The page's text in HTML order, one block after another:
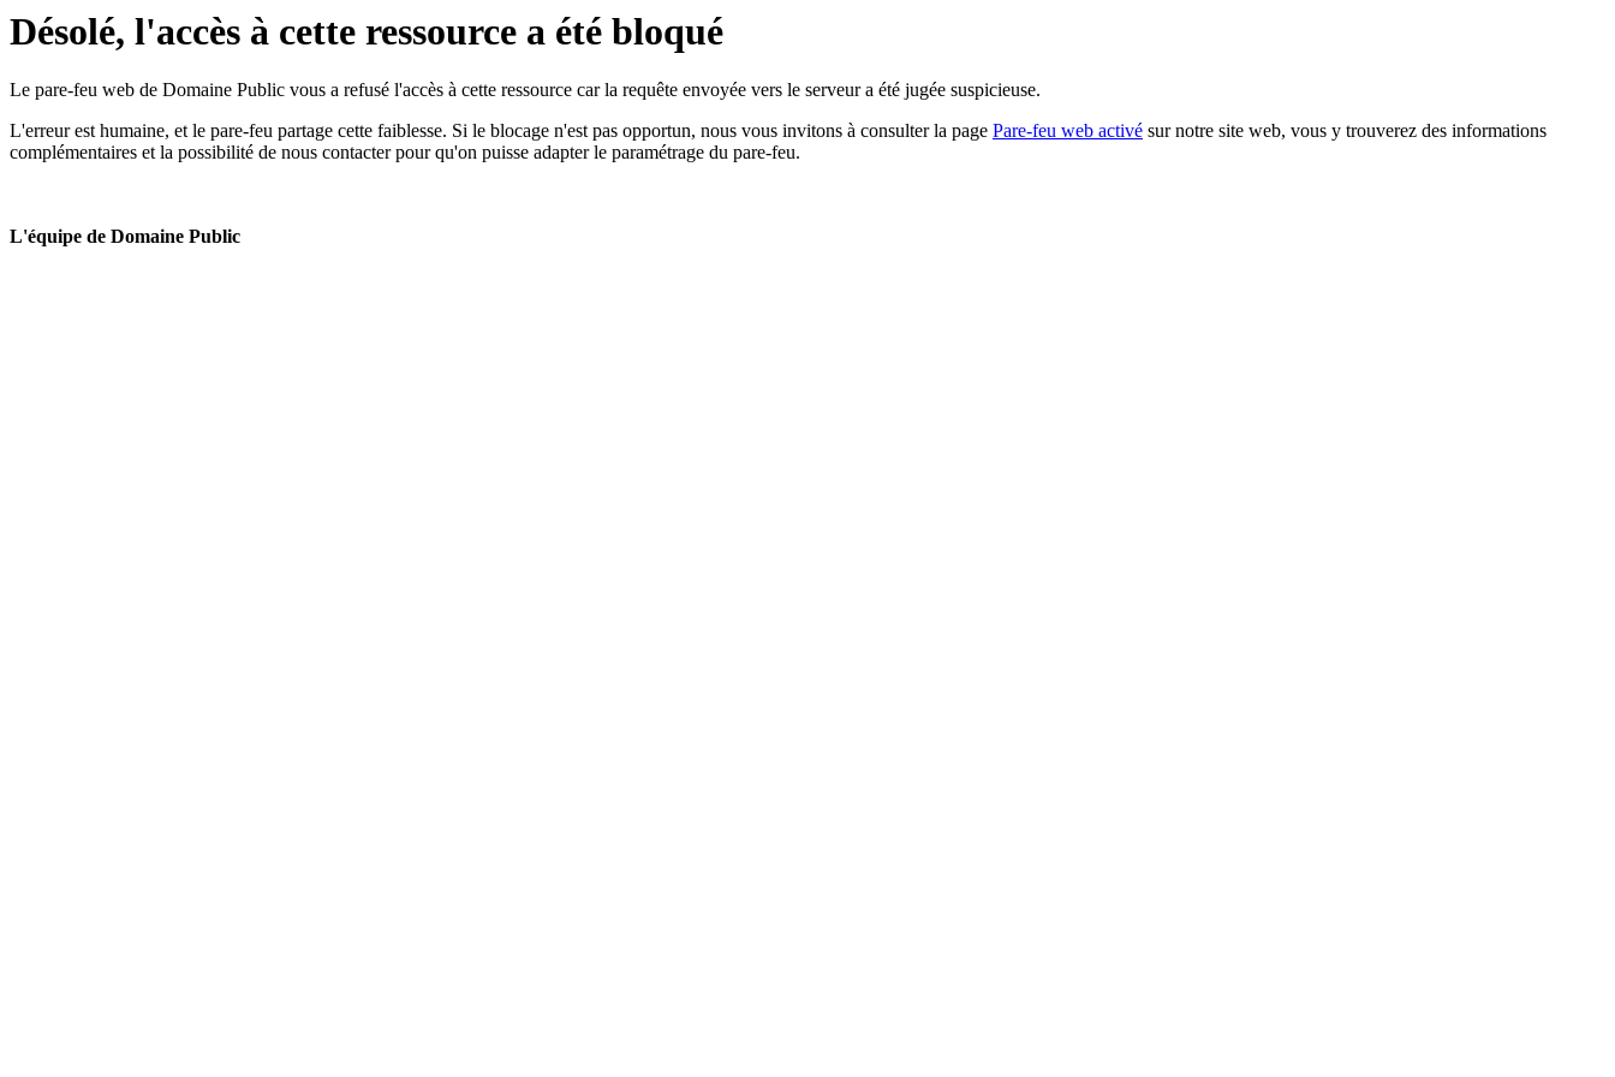
Désolé, l'accès à cette ressource a été bloqué
Le pare-feu web de Domaine Public vous a refusé l'accès à cette ressource car la requête envoyée vers le serveur a été jugée suspicieuse.
L'erreur est humaine, et le pare-feu partage cette faiblesse. Si le blocage n'est pas opportun, nous vous invitons à consulter la page Pare-feu web activé sur notre site web, vous y trouverez des informations
complémentaires et la possibilité de nous contacter pour qu'on puisse adapter le paramétrage du pare-feu.
L'équipe de Domaine Public